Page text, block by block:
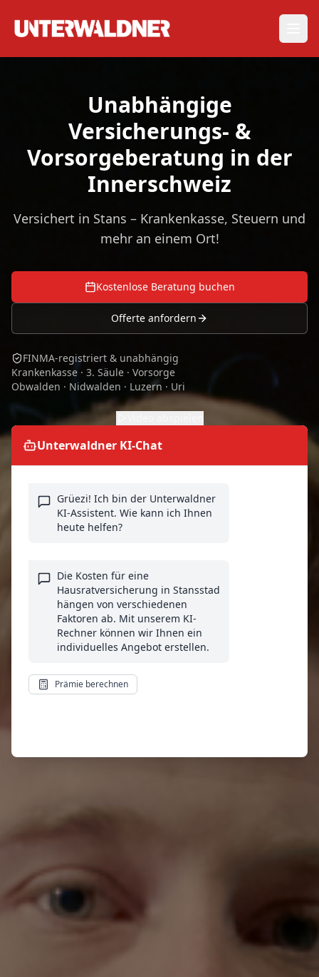
Unabhängige
Versicherungs- &
Vorsorgeberatung in der
Innerschweiz
Versichert in Stans – Krankenkasse, Steuern und
mehr an einem Ort!
Kostenlose Beratung buchen
Offerte anfordern
FINMA-registriert & unabhängig
Krankenkasse · 3. Säule · Vorsorge
Obwalden · Nidwalden · Luzern · Uri
Unterwaldner KI-Chat
Grüezi! Ich bin der Unterwaldner
KI-Assistent. Wie kann ich Ihnen
heute helfen?
Die Kosten für eine
Hausratversicherung in Stansstad
hängen von verschiedenen
Faktoren ab. Mit unserem KI-
Rechner können wir Ihnen ein
individuelles Angebot erstellen.
Prämie berechnen